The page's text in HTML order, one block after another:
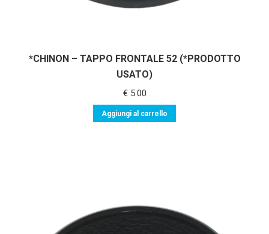
*CHINON – TAPPO FRONTALE 52 (*PRODOTTO
USATO)
€5.00
Aggiungi al carrello